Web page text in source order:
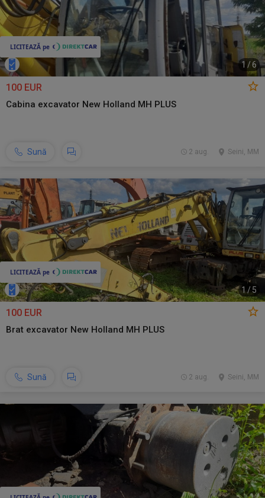
1 /6
100 EUR
Cabina excavator New Holland MH PLUS
Sună Seini, MM
2 aug.
1/5
100 EUR
Brat excavator New Holland MH PLUS
Sună Seini, MM
2 aug.